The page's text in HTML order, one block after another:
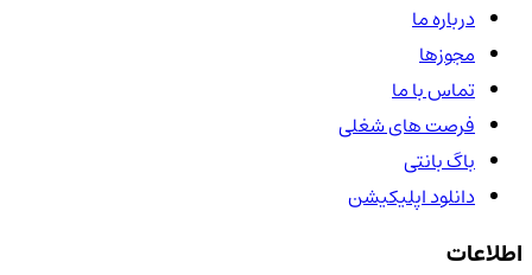
درباره ما
مجوزها
تماس با ما
فرصت های شغلی
باگ بانتی
دانلود اپلیکیشن
اطلاعات